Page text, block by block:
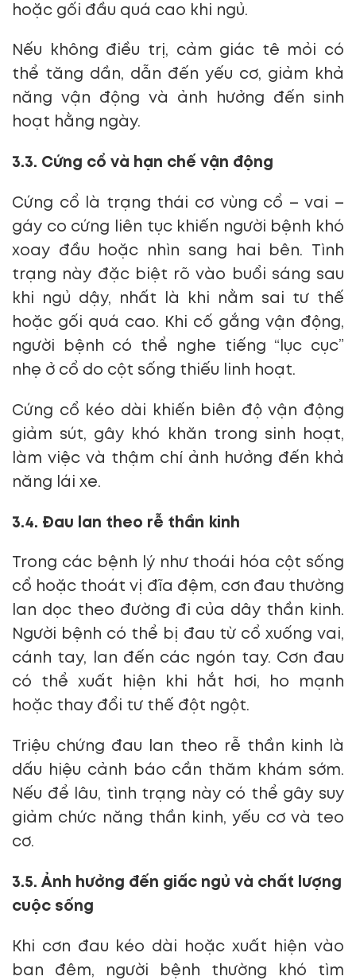
hoặc gối đầu quá cao khi ngủ.
Nếu không điều trị, cảm giác tê mỏi có
thể tăng dần, dẫn đến yếu cơ, giảm khả
năng vận động và ảnh hưởng đến sinh
hoạt hằng ngày.
3.3. Cứng cổ và hạn chế vận động
Cứng cổ là trạng thái cơ vùng cổ – vai –
gáy co cứng liên tục khiến người bệnh khó
xoay đầu hoặc nhìn sang hai bên. Tình
trạng này đặc biệt rõ vào buổi sáng sau
khi ngủ dậy, nhất là khi nằm sai tư thế
hoặc gối quá cao. Khi cố gắng vận động,
người bệnh có thể nghe tiếng “lục cục”
nhẹ ở cổ do cột sống thiếu linh hoạt.
Cứng cổ kéo dài khiến biên độ vận động
giảm sút, gây khó khăn trong sinh hoạt,
làm việc và thậm chí ảnh hưởng đến khả
năng lái xe.
3.4. Đau lan theo rễ thần kinh
Trong các bệnh lý như thoái hóa cột sống
cổ hoặc thoát vị đĩa đệm, cơn đau thường
lan dọc theo đường đi của dây thần kinh.
Người bệnh có thể bị đau từ cổ xuống vai,
cánh tay, lan đến các ngón tay. Cơn đau
có thể xuất hiện khi hắt hơi, ho mạnh
hoặc thay đổi tư thế đột ngột.
Triệu chứng đau lan theo rễ thần kinh là
dấu hiệu cảnh báo cần thăm khám sớm.
Nếu để lâu, tình trạng này có thể gây suy
giảm chức năng thần kinh, yếu cơ và teo
cơ.
3.5. Ảnh hưởng đến giấc ngủ và chất lượng
cuộc sống
Khi cơn đau kéo dài hoặc xuất hiện vào
ban đêm, người bệnh thường khó tìm